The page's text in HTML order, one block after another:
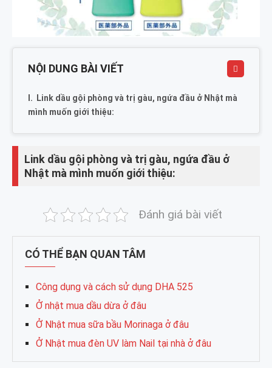
NỘI DUNG BÀI VIẾT
Link dầu gội phòng và trị gàu, ngứa đầu ở Nhật mà
mình muốn giới thiệu:
Link dầu gội phòng và trị gàu, ngứa đầu ở
Nhật mà mình muốn giới thiệu:
Đánh giá bài viết
CÓ THỂ BẠN QUAN TÂM
Công dụng và cách sử dụng DHA 525
Ở nhật mua dầu dừa ở đâu
Ở Nhật mua sữa bầu Morinaga ở đâu
Ở Nhật mua đèn UV làm Nail tại nhà ở đâu